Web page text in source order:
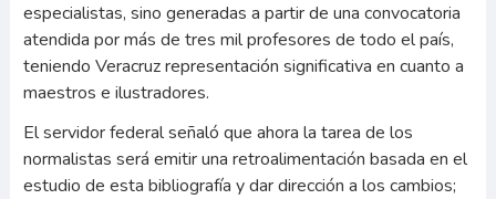
especialistas, sino generadas a partir de una convocatoria
atendida por más de tres mil profesores de todo el país,
teniendo Veracruz representación significativa en cuanto a
maestros e ilustradores.
El servidor federal señaló que ahora la tarea de los
normalistas será emitir una retroalimentación basada en el
estudio de esta bibliografía y dar dirección a los cambios;